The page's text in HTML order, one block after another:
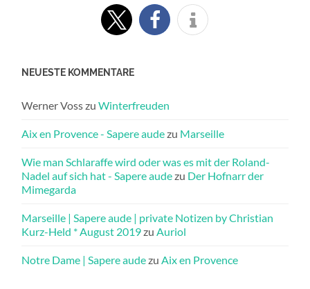
NEUESTE KOMMENTARE
Werner VosszuWinterfreuden
Aix en Provence - Sapere audezu Marseille
Wie man Schlaraffe wird oder was es mit der Roland-
Nadel auf sich hat - Sapere audezu Der Hofnarr der
Mimegarda
Marseille | Sapere aude | private Notizen by Christian
Kurz-Held * August 2019zu Auriol
Notre Dame | Sapere audezu Aix en Provence